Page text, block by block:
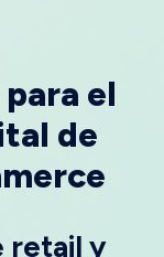
el
de
retail y